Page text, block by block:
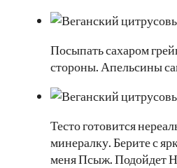
Посыпать сахаром
стороны. Апельсины
Тесто готовится
минералку. Берите с
меня Псыж. Подойдет